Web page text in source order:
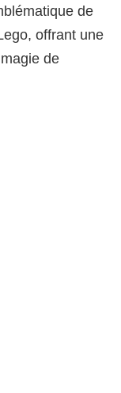
de
offrant une
de